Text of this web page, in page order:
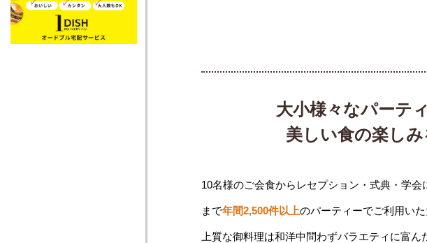
大小様々なパーテ
美しい食の楽し
10名様のご会食からレセプション・式典・学
まで年間2,500件以上のパーティーでご利用いた
上質な御料理は和洋中問わずバラエティに富